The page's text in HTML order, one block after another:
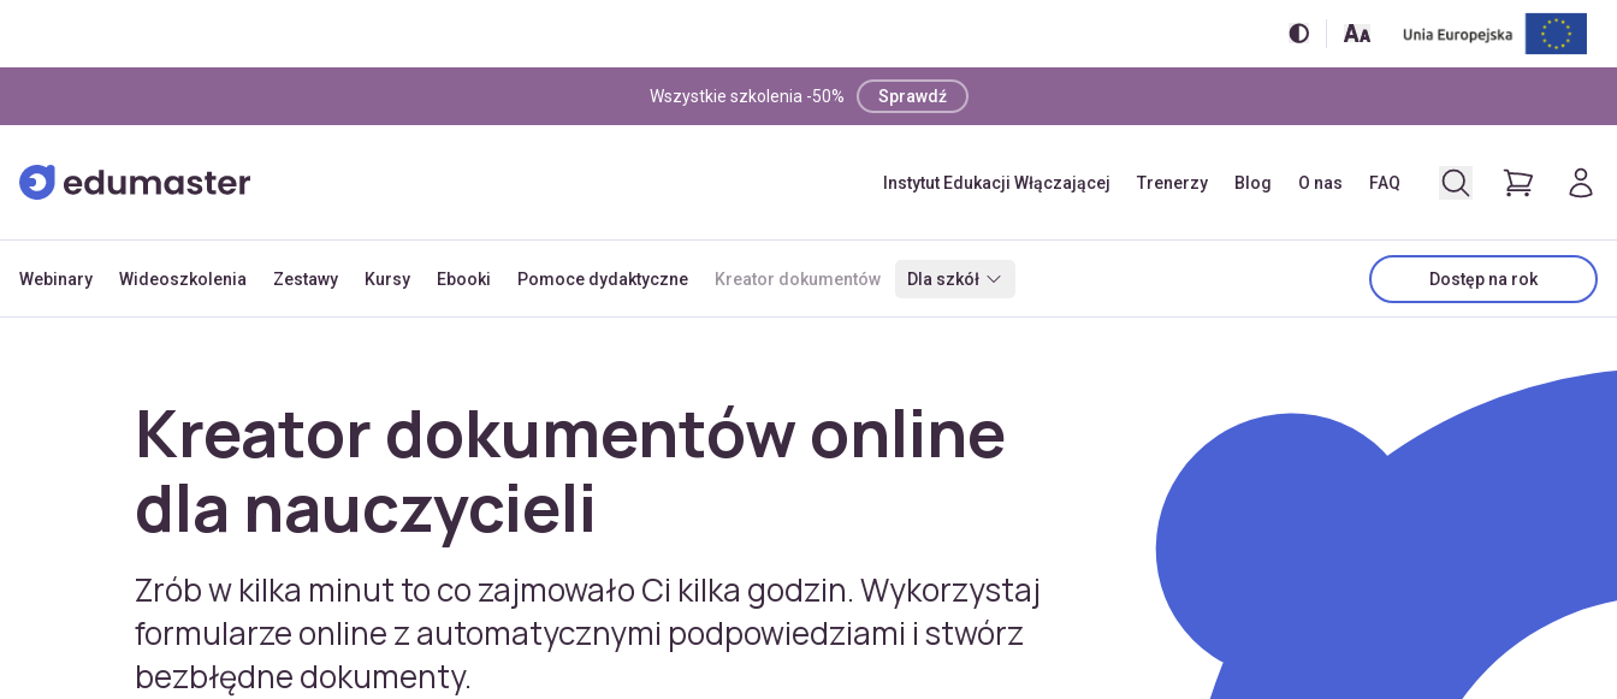
Wszystkie szkolenia -50% Sprawdź
Instytut Edukacji Włączającej Trenerzy Blog O nas FAQ
Webinary Wideoszkolenia Zestawy Kursy Ebooki Pomoce dydaktyczne Kreator dokumentów Dla szkół Dostęp na rok
Kreator dokumentów online
dla nauczycieli
Zrób w kilka minut to co zajmowało Ci kilka godzin. Wykorzystaj
formularze online z automatycznymi podpowiedziami i stwórz
bezbłędne dokumenty.